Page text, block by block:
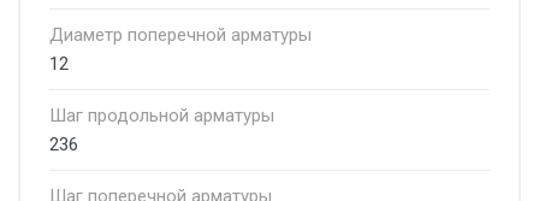
Диаметр поперечной арматуры
12
Шаг продольной арматуры
236
Шаг поперечной арматуры